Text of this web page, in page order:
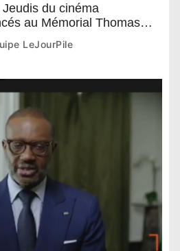
du cinéma
au Mémorial Thomas
LeJourPile